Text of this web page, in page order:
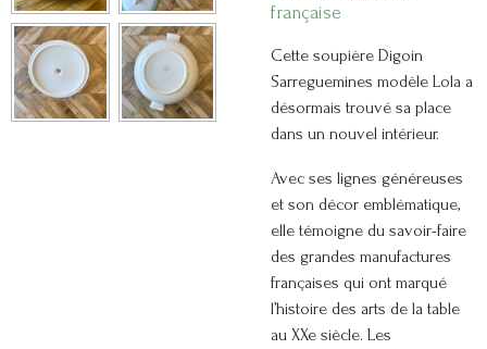
française
Cette soupière Digoin
Sarreguemines modèle Lola a
désormais trouvé sa place
dans un nouvel intérieur.
Avec ses lignes généreuses
et son décor emblématique,
elle témoigne du savoir-faire
des grandes manufactures
françaises qui ont marqué
l’histoire des arts de la table
au XXe siècle. Les